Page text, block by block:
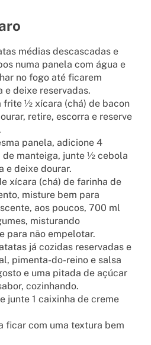
médias descascadas e
numa panela com água e
no fogo até ficarem
e deixe reservadas.
frite ½ xícara (chá) de bacon
retire, escorra e reserve
panela, adicione 4
de manteiga, junte ½ cebola
e deixe dourar.
xícara (chá) de farinha de
misture bem para
aos poucos, 700 ml
misturando
para não empelotar.
já cozidas reservadas e
pimenta-do-reino e salsa
e uma pitada de açúcar
cozinhando.
junte 1 caixinha de creme
ficar com uma textura bem